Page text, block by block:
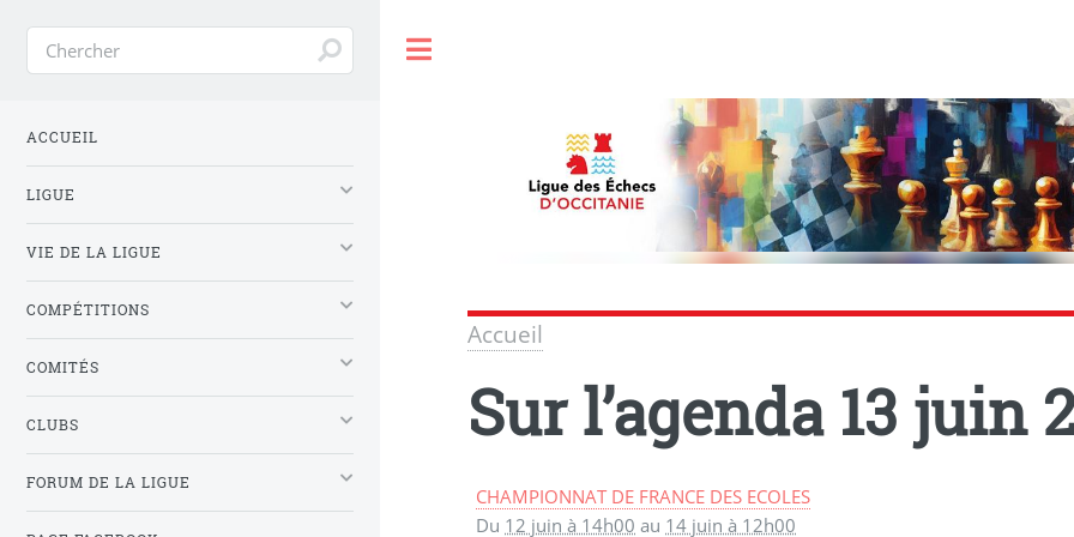
Accueil
Sur l’agenda 13 juin
CHAMPIONNAT DE FRANCE DES ECOLES
Du 12 juin à 14h00 au 14 juin à 12h00
ACCUEIL
LIGUE
VIE DE LA LIGUE
COMPÉTITIONS
COMITÉS
CLUBS
FORUM DE LA LIGUE